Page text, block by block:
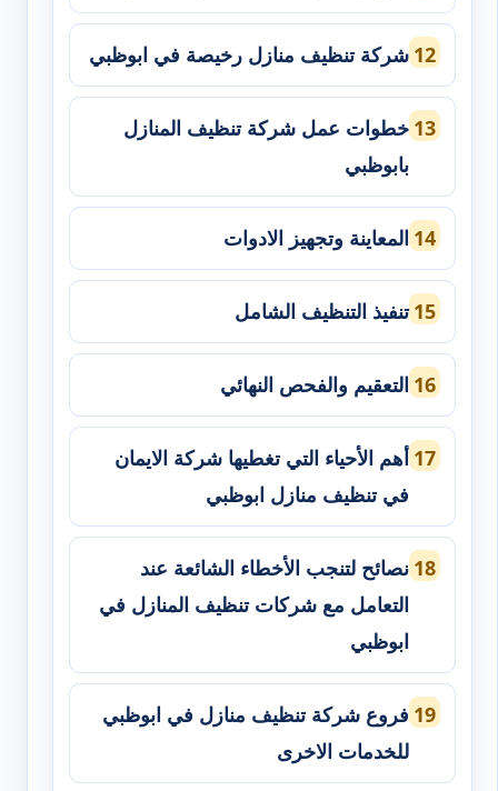
شركة تنظيف منازل رخيصة في ابوظبي
خطوات عمل شركة تنظيف المنازل
بابوظبي
المعاينة وتجهيز الادوات
تنفيذ التنظيف الشامل
التعقيم والفحص النهائي
أهم الأحياء التي تغطيها شركة الايمان
في تنظيف منازل ابوظبي
نصائح لتنجب الأخطاء الشائعة عند
التعامل مع شركات تنظيف المنازل في
ابوظبي
فروع شركة تنظيف منازل في ابوظبي
للخدمات الاخرى